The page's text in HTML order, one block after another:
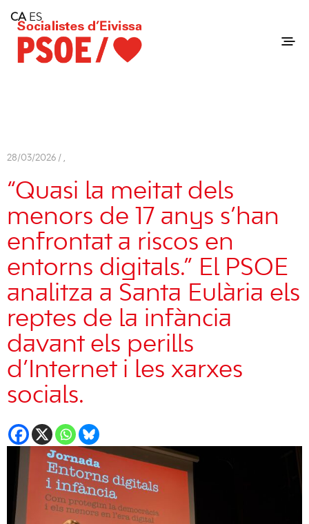
Consell Insular d'Eivissa
Services
Contact
28/03/2026 / ,
“Quasi la meitat dels
menors de 17 anys s’han
enfrontat a riscos en
entorns digitals.” El PSOE
analitza a Santa Eulària els
reptes de la infància
davant els perills
d’Internet i les xarxes
socials.
CA ES